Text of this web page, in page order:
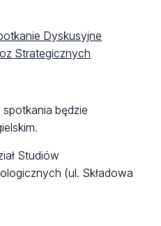
Dyskusyjne
Strategicznych
będzie
Studiów
(ul. Składowa